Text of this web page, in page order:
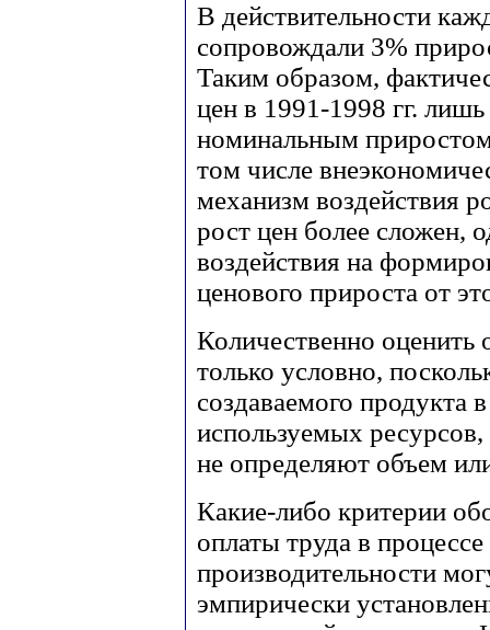
В действительности
сопровождали 3%
Таким образом,
цен в 1991-1998 гг.
номинальным
том числе
механизм воздействия
рост цен более сложен,
воздействия на
ценового прироста от
Количественно
только условно,
создаваемого продукта
используемых
не определяют объем
Какие-либо критерии
оплаты труда в
производительности
эмпирически